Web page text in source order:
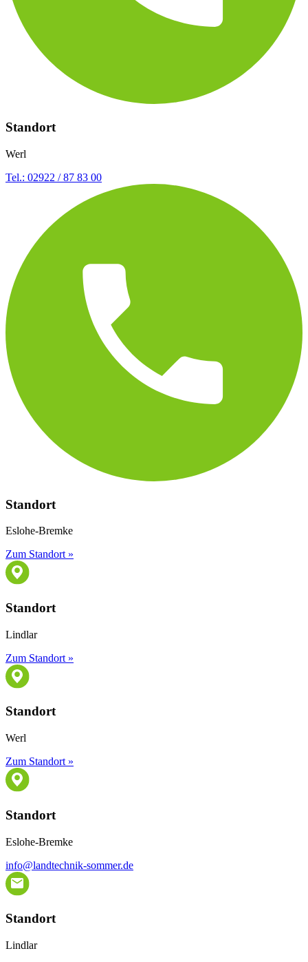
Standort
Werl
Tel.: 02922 / 87 83 00
Standort
Eslohe-Bremke
Zum Standort »
Standort
Lindlar
Zum Standort »
Standort
Werl
Zum Standort »
Standort
Eslohe-Bremke
info@landtechnik-sommer.de
Standort
Lindlar